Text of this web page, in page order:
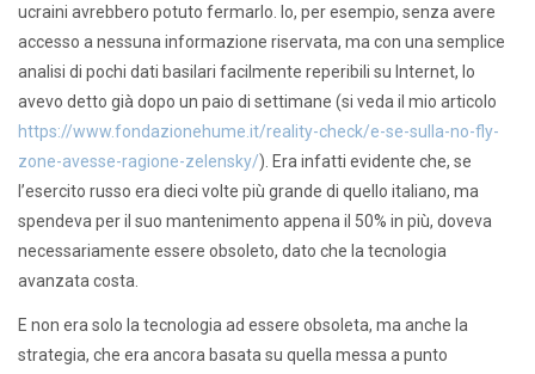
ucraini avrebbero potuto fermarlo. Io, per esempio, senza avere
accesso a nessuna informazione riservata, ma con una semplice
analisi di pochi dati basilari facilmente reperibili su Internet, lo
avevo detto già dopo un paio di settimane (si veda il mio articolo
https://www.fondazionehume.it/reality-check/e-se-sulla-no-fly-
zone-avesse-ragione-zelensky/). Era infatti evidente che, se
l’esercito russo era dieci volte più grande di quello italiano, ma
spendeva per il suo mantenimento appena il 50% in più, doveva
necessariamente essere obsoleto, dato che la tecnologia
avanzata costa.
E non era solo la tecnologia ad essere obsoleta, ma anche la
strategia, che era ancora basata su quella messa a punto